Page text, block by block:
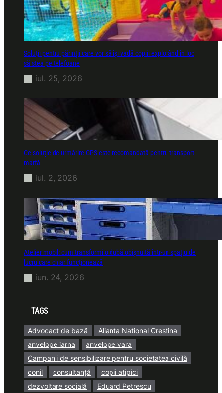
Soluții pentru părinții care vor să își vadă copiii explorând în loc
să stea pe telefoane
iul. 25, 2026
Ce soluție de urmărire GPS este recomandată pentru transport
marfă
iul. 2, 2026
Atelier mobil: cum transformi o dubă obișnuită într-un spațiu de
lucru care chiar funcționează
iun. 24, 2026
TAGS
Advocact de bază
Alianta National Crestina
anvelope iarna
anvelope vara
Campanii de sensibilizare pentru societatea civilă
conil
consultanță
copii atipici
dezvoltare socială
Eduard Petrescu